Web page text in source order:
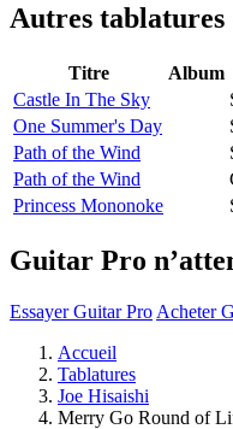
Autres tablatures
Titre Album
Castle In The Sky
One Summer's Day
Path of the Wind
Path of the Wind
Princess Mononoke
Guitar Pro
Essayer Guitar Pro Acheter
Accueil
Tablatures
Joe Hisaishi
Merry Go Round of